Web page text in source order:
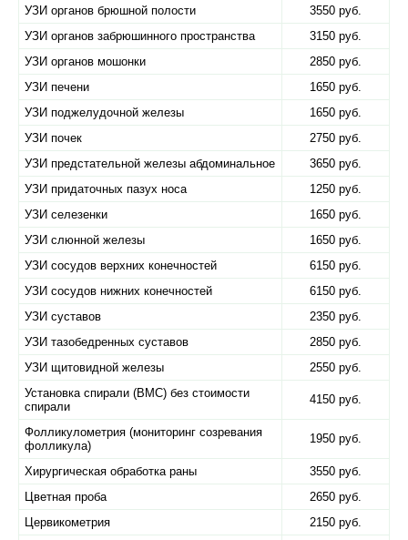
УЗИ органов брюшной полости
3550 руб.
УЗИ органов забрюшинного пространства
3150 руб.
УЗИ органов мошонки
2850 руб.
УЗИ печени
1650 руб.
УЗИ поджелудочной железы
1650 руб.
УЗИ почек
2750 руб.
УЗИ предстательной железы абдоминальное
3650 руб.
УЗИ придаточных пазух носа
1250 руб.
УЗИ селезенки
1650 руб.
УЗИ слюнной железы
1650 руб.
УЗИ сосудов верхних конечностей
6150 руб.
УЗИ сосудов нижних конечностей
6150 руб.
УЗИ суставов
2350 руб.
УЗИ тазобедренных суставов
2850 руб.
УЗИ щитовидной железы
2550 руб.
Установка спирали (ВМС) без стоимости
спирали
4150 руб.
Фолликулометрия (мониторинг созревания
фолликула)
1950 руб.
Хирургическая обработка раны
3550 руб.
Цветная проба
2650 руб.
Цервикометрия
2150 руб.